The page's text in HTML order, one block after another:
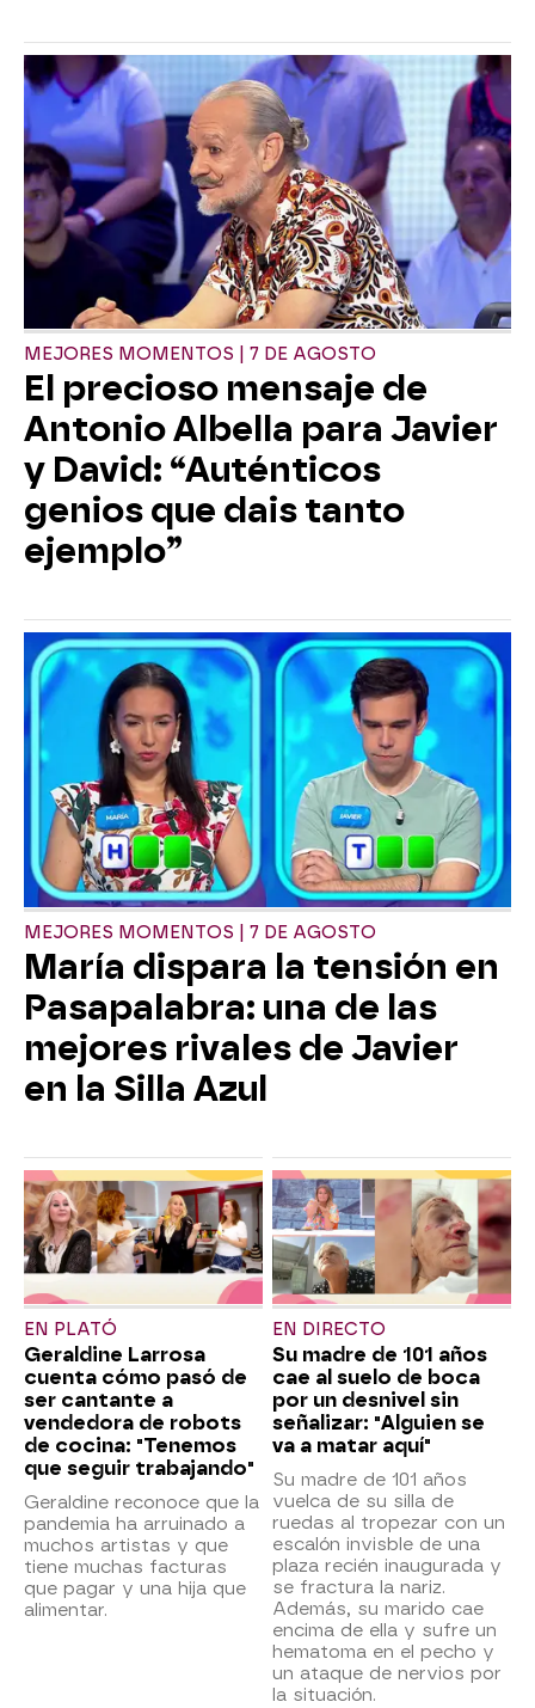
MEJORES MOMENTOS | 7 DE AGOSTO
El precioso mensaje de
Antonio Albella para Javier
y David: “Auténticos
genios que dais tanto
ejemplo”
MEJORES MOMENTOS | 7 DE AGOSTO
María dispara la tensión en
Pasapalabra: una de las
mejores rivales de Javier
en la Silla Azul
EN PLATÓ
Geraldine Larrosa
cuenta cómo pasó de
ser cantante a
vendedora de robots
de cocina: "Tenemos
que seguir trabajando"
Geraldine reconoce que la
pandemia ha arruinado a
muchos artistas y que
tiene muchas facturas
que pagar y una hija que
alimentar.
EN DIRECTO
Su madre de 101 años
cae al suelo de boca
por un desnivel sin
señalizar: "Alguien se
va a matar aquí"
Su madre de 101 años
vuelca de su silla de
ruedas al tropezar con un
escalón invisble de una
plaza recién inaugurada y
se fractura la nariz.
Además, su marido cae
encima de ella y sufre un
hematoma en el pecho y
un ataque de nervios por
la situación.